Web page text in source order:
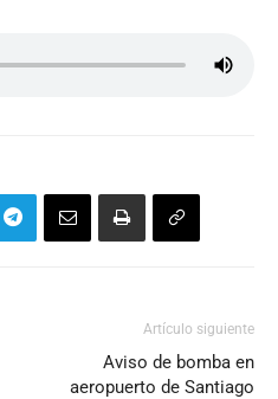
Artículo siguiente
Aviso de bomba en
aeropuerto de Santiago